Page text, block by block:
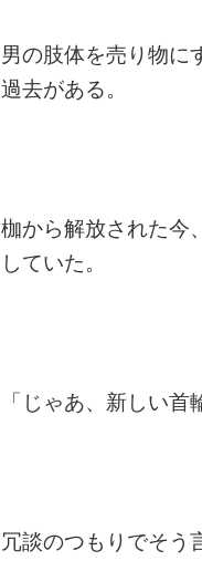
男の肢体を売り物に
過去がある。
枷から解放された今
していた。
「じゃあ、新しい首
冗談のつもりでそう